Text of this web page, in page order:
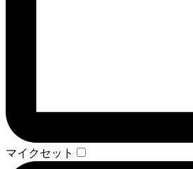
マイクセット